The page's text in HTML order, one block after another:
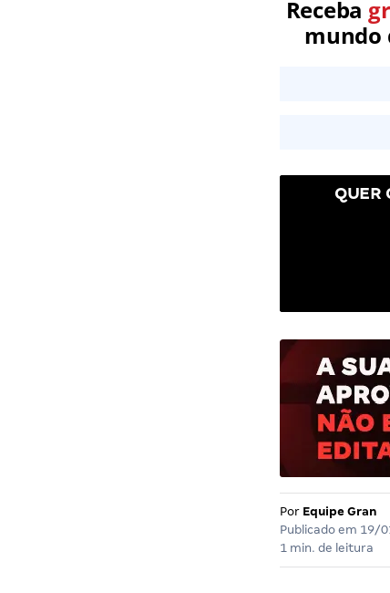
Receba
mundo
QUER
Por Equipe Gran
Publicado em 19/
1 min. de leitura